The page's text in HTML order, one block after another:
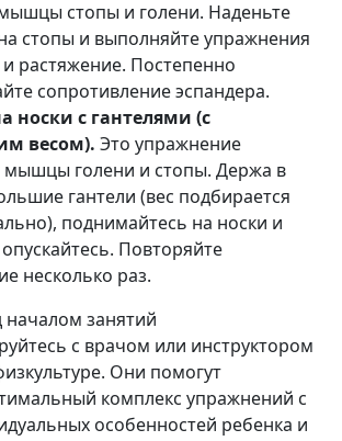
стопы и голени. Наденьте
стопы и выполняйте упражнения
растяжение. Постепенно
сопротивление эспандера.
носки с гантелями (с
весом). Это упражнение
мышцы голени и стопы. Держа в
гантели (вес подбирается
поднимайтесь на носки и
Повторяйте
несколько раз.
началом занятий
с врачом или инструктором
Они помогут
комплекс упражнений с
особенностей ребенка и